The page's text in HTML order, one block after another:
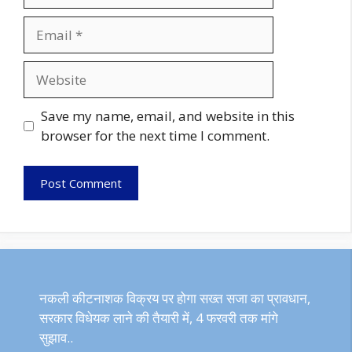
Save my name, email, and website in this
browser for the next time I comment.
नकली कीटनाशक विक्रय पर होगा सख्त सजा का प्रावधान,
सरकार विधेयक लाने की तैयारी में, 4 फरवरी तक मांगे
सुझाव..